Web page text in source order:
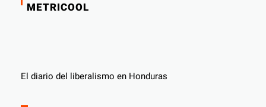
METRICOOL
El diario del liberalismo en Honduras